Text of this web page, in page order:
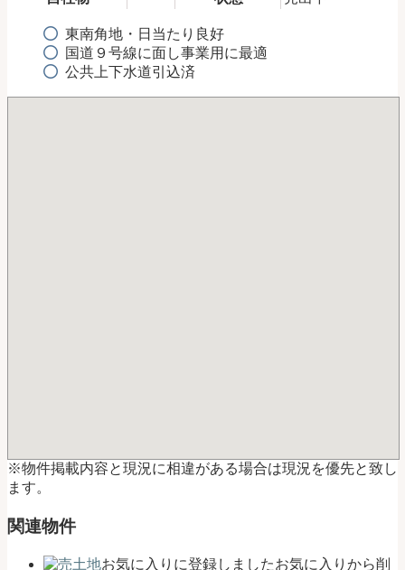
東南角地・日当たり良好
国道９号線に面し事業用に最適
公共上下水道引込済
※物件掲載内容と現況に相違がある場合は現況を優先と致し
ます。
関連物件
お気に入りに登録しましたお気に入りから削